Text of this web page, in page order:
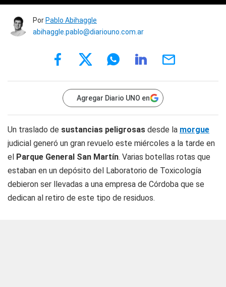
Por Pablo Abihaggle
abihaggle.pablo@diariouno.com.ar
Agregar Diario UNO en
Un traslado de sustancias peligrosas desde la morgue
judicial generó un gran revuelo este miércoles a la tarde en
el Parque General San Martín. Varias botellas rotas que
estaban en un depósito del Laboratorio de Toxicología
debieron ser llevadas a una empresa de Córdoba que se
dedican al retiro de este tipo de residuos.